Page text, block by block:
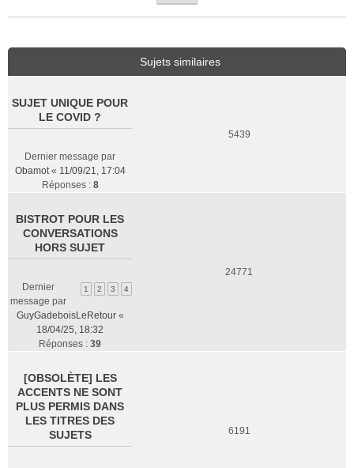
Sujets similaires
SUJET UNIQUE POUR
LE COVID ?
Dernier message par
Obamot« 11/09/21, 17:04
Réponses : 8
5439
BISTROT POUR LES
CONVERSATIONS
HORS SUJET
1 2 3 4
Dernier
message par
GuyGadeboisLeRetour«
18/04/25, 18:32
Réponses : 39
24771
[OBSOLÈTE] LES
ACCENTS NE SONT
PLUS PERMIS DANS
LES TITRES DES
SUJETS
6191